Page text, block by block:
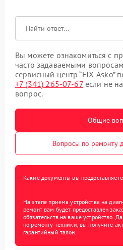
Вы можете ознакомиться с
часто задаваемыми
сервисный центр “FIX-Asko”
+7 (341) 265-07-67если не
вопрос.
Общие
Вопросы по ремонту
Какие документы вы
На этапе приема устройства на
ремонт вам будет предоставлен
обязательств на ваше устройство.
по ремонту техники, вы получите
гарантийный талон.